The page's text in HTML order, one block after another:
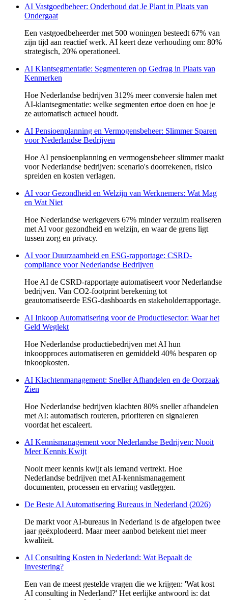
AI Vastgoedbeheer: Onderhoud dat Je Plant in Plaats van
Ondergaat
Een vastgoedbeheerder met 500 woningen besteedt 67% van
zijn tijd aan reactief werk. AI keert deze verhouding om: 80%
strategisch, 20% operationeel.
AI Klantsegmentatie: Segmenteren op Gedrag in Plaats van
Kenmerken
Hoe Nederlandse bedrijven 312% meer conversie halen met
AI-klantsegmentatie: welke segmenten ertoe doen en hoe je
ze automatisch actueel houdt.
AI Pensioenplanning en Vermogensbeheer: Slimmer Sparen
voor Nederlandse Bedrijven
Hoe AI pensioenplanning en vermogensbeheer slimmer maakt
voor Nederlandse bedrijven: scenario's doorrekenen, risico
spreiden en kosten verlagen.
AI voor Gezondheid en Welzijn van Werknemers: Wat Mag
en Wat Niet
Hoe Nederlandse werkgevers 67% minder verzuim realiseren
met AI voor gezondheid en welzijn, en waar de grens ligt
tussen zorg en privacy.
AI voor Duurzaamheid en ESG-rapportage: CSRD-
compliance voor Nederlandse Bedrijven
Hoe AI de CSRD-rapportage automatiseert voor Nederlandse
bedrijven. Van CO2-footprint berekening tot
geautomatiseerde ESG-dashboards en stakeholderrapportage.
AI Inkoop Automatisering voor de Productiesector: Waar het
Geld Weglekt
Hoe Nederlandse productiebedrijven met AI hun
inkoopproces automatiseren en gemiddeld 40% besparen op
inkoopkosten.
AI Klachtenmanagement: Sneller Afhandelen en de Oorzaak
Zien
Hoe Nederlandse bedrijven klachten 80% sneller afhandelen
met AI: automatisch routeren, prioriteren en signaleren
voordat het escaleert.
AI Kennismanagement voor Nederlandse Bedrijven: Nooit
Meer Kennis Kwijt
Nooit meer kennis kwijt als iemand vertrekt. Hoe
Nederlandse bedrijven met AI-kennismanagement
documenten, processen en ervaring vastleggen.
De Beste AI Automatisering Bureaus in Nederland (2026)
De markt voor AI-bureaus in Nederland is de afgelopen twee
jaar geëxplodeerd. Maar meer aanbod betekent niet meer
kwaliteit.
AI Consulting Kosten in Nederland: Wat Bepaalt de
Investering?
Een van de meest gestelde vragen die we krijgen: 'Wat kost
AI consulting in Nederland?' Het eerlijke antwoord is: dat